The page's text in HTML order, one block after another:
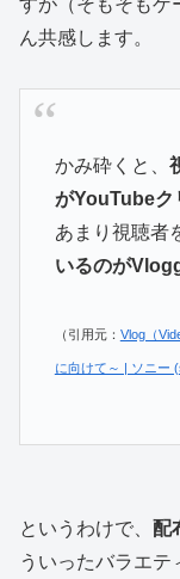
ん共感します。
かみ砕くと、
がYouTubeク
あまり視聴者
いるのが
（引用元： Vlog（
に向けて～ | ソニー
というわけで、 配
ういったバラエテ